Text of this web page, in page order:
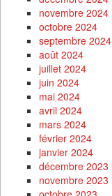
novembre 2024
octobre 2024
septembre 2024
août 2024
juillet 2024
juin 2024
mai 2024
avril 2024
mars 2024
février 2024
janvier 2024
décembre 2023
novembre 2023